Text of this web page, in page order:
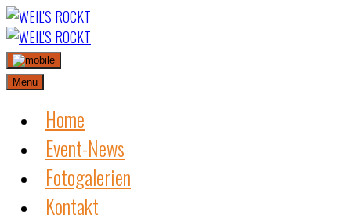
Skip
to
content
Menu
Home
Event-News
Fotogalerien
Kontakt